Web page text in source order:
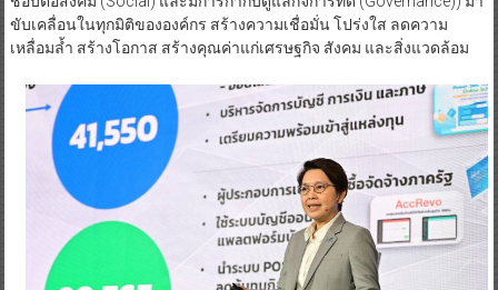
ขับเคลื่อนในทุกมิติขององค์กร สร้างความเชื่อมั่น โปร่งใส ลดความ
เหลื่อมล้ำ สร้างโอกาส สร้างคุณค่าแก่เศรษฐกิจ สังคม และสิ่งแวดล้อม